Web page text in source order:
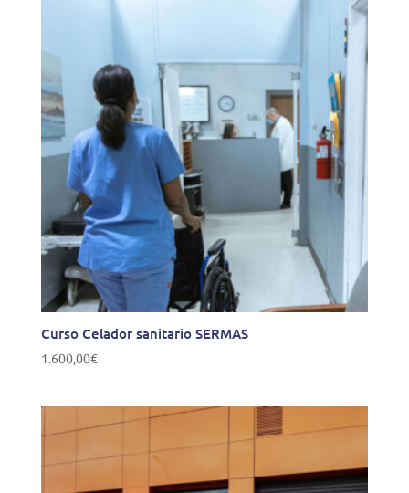
Curso Celador sanitario SERMAS
1.600,00€